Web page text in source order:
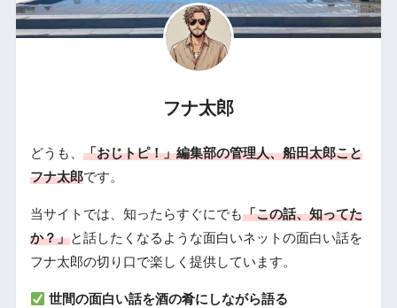
フナ太郎
どうも、 「おじトピ！」編集部の管理人、船田太郎こと
フナ太郎です。
当サイトでは、知ったらすぐにでも「この話、知ってた
か？」と話したくなるような面白いネットの面白い話を
フナ太郎の切り口で楽しく提供しています。
世間の面白い話を酒の肴にしながら語る